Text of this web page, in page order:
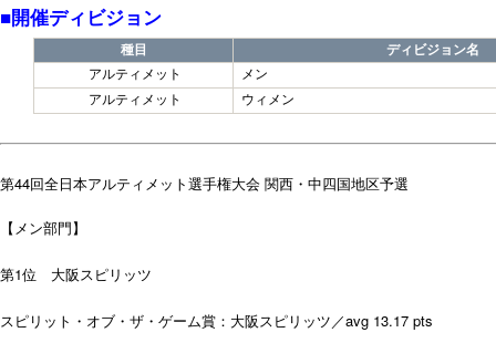
■開催ディビジョン
種目
ディビジョン名
アルティメット
メン
アルティメット
ウィメン
第44回全日本アルティメット選手権大会 関西・中四国地区予選
【メン部門】
第1位 大阪スピリッツ
スピリット・オブ・ザ・ゲーム賞：大阪スピリッツ／avg 13.17 pts